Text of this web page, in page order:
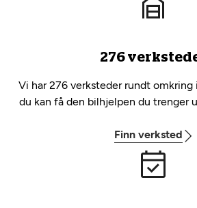
276
Vi har 276 verksteder rundt omkring
du kan få den bilhjelpen du trenger
Finn verksted